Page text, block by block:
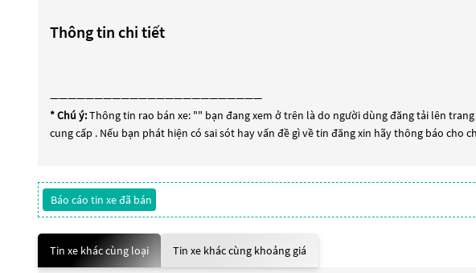
Thông tin chi tiết
————————————————————————
* Chú ý:Thông tin rao bán xe: "" bạn đang xem ở trên là do người dùng đăng tải lên
cung cấp . Nếu bạn phát hiện có sai sót hay vấn đề gì về tin đăng xin hãy thông báo cho
Báo cáo tin xe đã bán
Tin xe khác cùng loại Tin xe khác cùng khoảng giá